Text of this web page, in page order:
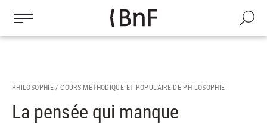
contenu
Recherche
PHILOSOPHIE / COURS MÉTHODIQUE ET POPULAIRE DE PHILOSOPHIE
La pensée qui manque